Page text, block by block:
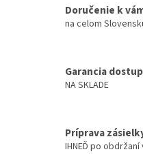
Doručenie k
na celom
Garancia
NA SKLADE
Príprava
IHNEĎ po